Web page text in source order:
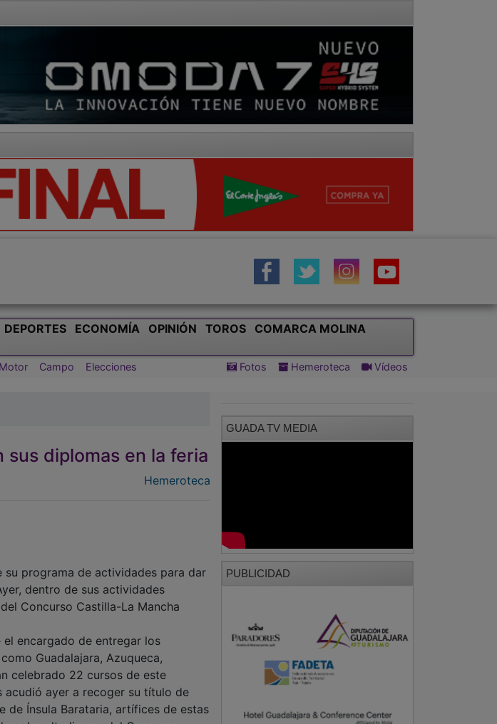
DEPORTES ECONOMÍA OPINIÓN TOROS
COMARCA MOLINA
Motor Campo Elecciones Fotos Hemeroteca Vídeos
sus diplomas en la feria
Hemeroteca
programa de actividades para dar
dentro de sus actividades
Concurso Castilla-La Mancha
encargado de entregar los
Guadalajara, Azuqueca,
celebrado 22 cursos de este
acudió ayer a recoger su título de
de Ínsula Barataria, artífices de estas
GUADA TV MEDIA
PUBLICIDAD